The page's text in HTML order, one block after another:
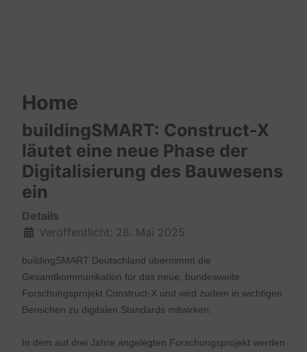
Home
buildingSMART: Construct-X
läutet eine neue Phase der
Digitalisierung des Bauwesens
ein
Details
Veröffentlicht: 28. Mai 2025
buildingSMART Deutschland übernimmt die
Gesamtkommunikation für das neue, bundesweite
Forschungsprojekt Construct-X und wird zudem in wichtigen
Bereichen zu digitalen Standards mitwirken.
In dem auf drei Jahre angelegten Forschungsprojekt werden